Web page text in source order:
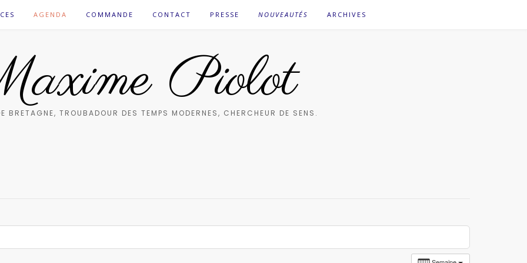
AGENDA COMMANDE CONTACT PRESSE NOUVEAUTÉS ARCHIVES
Piolot
BRETAGNE, TROUBADOUR DES TEMPS MODERNES, CHERCHEUR DE SENS.